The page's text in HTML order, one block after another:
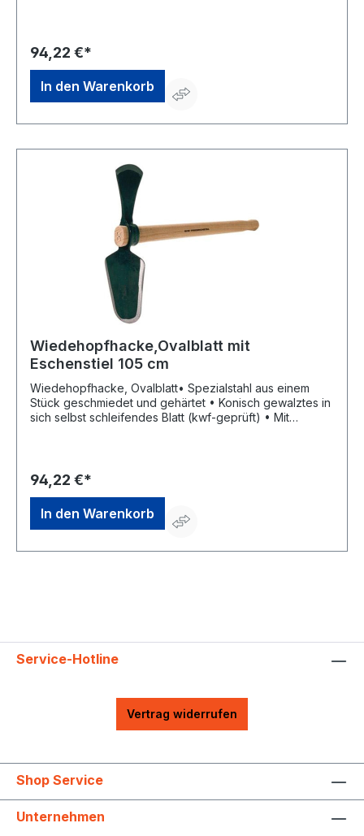
KG, Wilhelm-Heusel-Str. 18, 72270 Baiersbronn, DE,
+49744284180, info@shw-fr.de
94,22 €*
In den Warenkorb
Wiedehopfhacke,Ovalblatt mit
Eschenstiel 105 cm
Wiedehopfhacke, Ovalblatt• Spezialstahl aus einem
Stück geschmiedet und gehärtet • Konisch gewalztes in
sich selbst schleifendes Blatt (kwf-geprüft) • Mit
KG, Wilhelm-Heusel-Str. 18, 72270 Baiersbronn, DE,
+49744284180, info@shw-fr.de
94,22 €*
In den Warenkorb
Service-Hotline
Vertrag widerrufen
Shop Service
Unternehmen